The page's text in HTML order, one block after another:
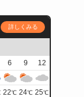
詳しくみる
6 9
12
22℃ 24℃ 25℃